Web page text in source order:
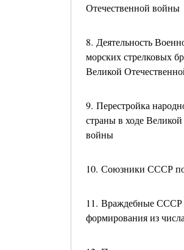
Отечественной войны
8. Деятельность
морских стрелковых
Великой
9. Перестройка
страны в ходе
войны
10. Союзники СССР
11. Враждебные СССР
формирования из